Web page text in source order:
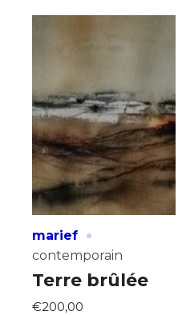
marief ·
contemporain
Terre brûlée
€200,00